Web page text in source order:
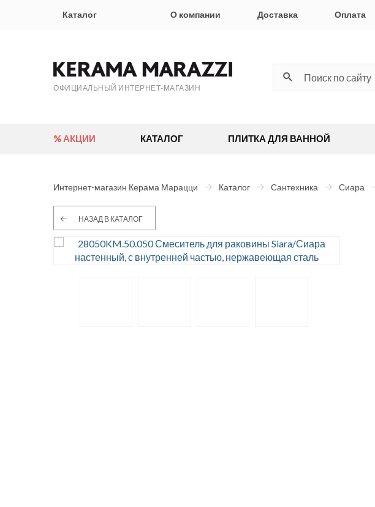
Каталог О компании Доставка Оплата
ОФИЦИАЛЬНЫЙ ИНТЕРНЕТ-МАГАЗИН
% АКЦИИ КАТАЛОГ ПЛИТКА ДЛЯ ВАННОЙ
Интернет-магазин Керама Марацци Каталог Сантехника Сиара
НАЗАД В КАТАЛОГ